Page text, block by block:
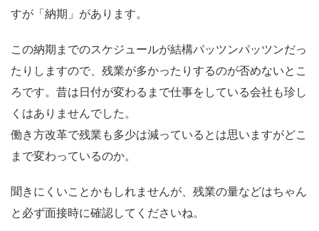
すが「納期」があります。
この納期までのスケジュールが結構パッツンパッツンだっ
たりしますので、残業が多かったりするのが否めないとこ
ろです。昔は日付が変わるまで仕事をしている会社も珍し
くはありませんでした。
働き方改革で残業も多少は減っているとは思いますがどこ
まで変わっているのか。
聞きにくいことかもしれませんが、残業の量などはちゃん
と必ず面接時に確認してくださいね。